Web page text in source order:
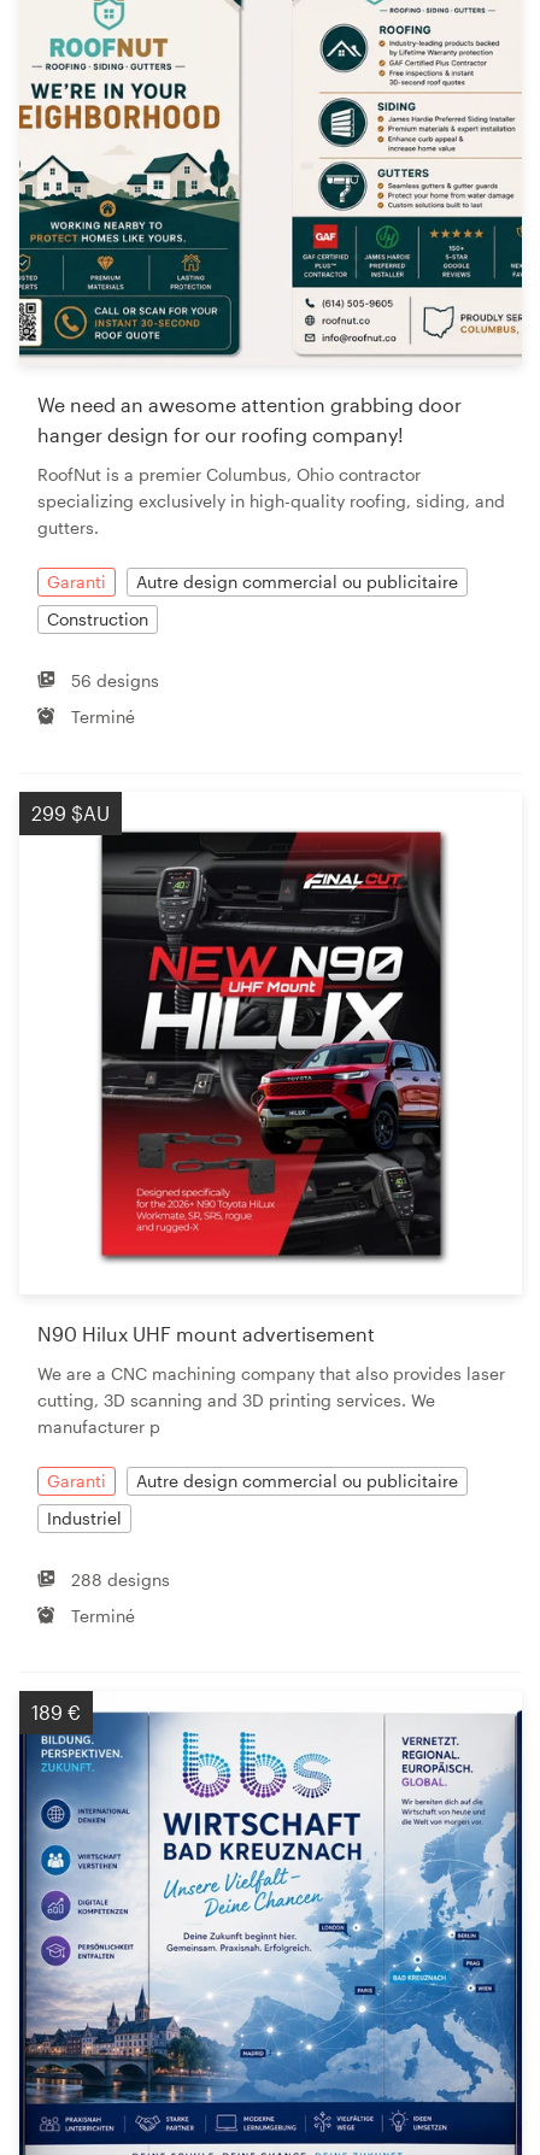
We need an awesome attention grabbing door
hanger design for our roofing company!
RoofNut is a premier Columbus, Ohio contractor
specializing exclusively in high-quality roofing, siding, and
gutters.
Garanti
Autre design commercial ou publicitaire
Construction
56 designs
Terminé
299 $AU
N90 Hilux UHF mount advertisement
We are a CNC machining company that also provides laser
cutting, 3D scanning and 3D printing services. We
manufacturer p
Garanti
Autre design commercial ou publicitaire
Industriel
288 designs
Terminé
189 €